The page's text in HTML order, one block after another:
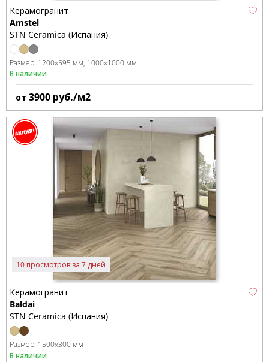
Керамогранит
Amstel
STN Ceramica (Испания)
Размер: 1200x595 мм 1000x1000 мм
В наличии
от 3900 руб./м2
10 просмотров за 7 дней
Керамогранит
Baldai
STN Ceramica (Испания)
Размер: 1500x300 мм
В наличии